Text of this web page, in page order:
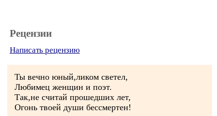
Рецензии
Написать рецензию
Ты вечно юный,ликом светел,
Любимец женщин и поэт.
Так,не считай прошедших лет,
Огонь твоей души бессмертен!